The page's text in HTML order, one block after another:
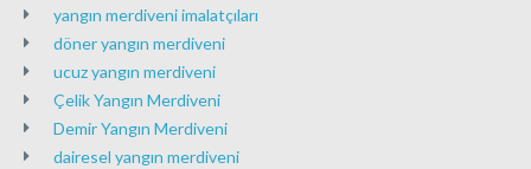
yangın merdiveni imalatçıları
döner yangın merdiveni
ucuz yangın merdiveni
Çelik Yangın Merdiveni
Demir Yangın Merdiveni
dairesel yangın merdiveni